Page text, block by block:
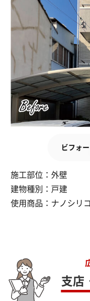
施工部位：外壁
建物種別： 戸建
使用商品： ナノシリ
ビフォー
支店